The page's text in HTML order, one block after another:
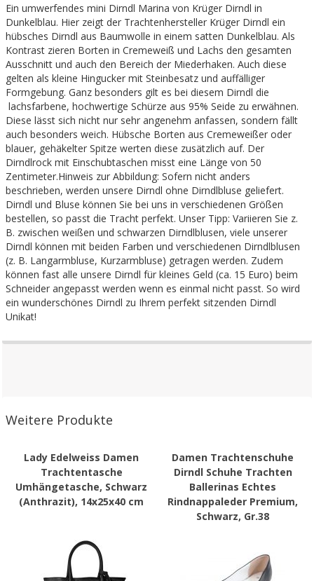
Ein umwerfendes mini Dirndl Marina von Krüger Dirndl in
Dunkelblau. Hier zeigt der Trachtenhersteller Krüger Dirndl ein
hübsches Dirndl aus Baumwolle in einem satten Dunkelblau. Als
Kontrast zieren Borten in Cremeweiß und Lachs den gesamten
Ausschnitt und auch den Bereich der Miederhaken. Auch diese
gelten als kleine Hingucker mit Steinbesatz und auffälliger
Formgebung. Ganz besonders gilt es bei diesem Dirndl die
lachsfarbene, hochwertige Schürze aus 95% Seide zu erwähnen.
Diese lässt sich nicht nur sehr angenehm anfassen, sondern fällt
auch besonders weich. Hübsche Borten aus Cremeweißer oder
blauer, gehäkelter Spitze werten diese zusätzlich auf. Der
Dirndlrock mit Einschubtaschen misst eine Länge von 50
Zentimeter.Hinweis zur Abbildung: Sofern nicht anders
beschrieben, werden unsere Dirndl ohne Dirndlbluse geliefert.
Dirndl und Bluse können Sie bei uns in verschiedenen Größen
bestellen, so passt die Tracht perfekt. Unser Tipp: Variieren Sie z.
B. zwischen weißen und schwarzen Dirndlblusen, viele unserer
Dirndl können mit beiden Farben und verschiedenen Dirndlblusen
(z. B. Langarmbluse, Kurzarmbluse) getragen werden. Zudem
können fast alle unsere Dirndl für kleines Geld (ca. 15 Euro) beim
Schneider angepasst werden wenn es einmal nicht passt. So wird
ein wunderschönes Dirndl zu Ihrem perfekt sitzenden Dirndl
Unikat!
Weitere Produkte
Lady Edelweiss Damen
Trachtentasche
Umhängetasche, Schwarz
(Anthrazit), 14x25x40 cm
Damen Trachtenschuhe
Dirndl Schuhe Trachten
Ballerinas Echtes
Rindnappaleder Premium,
Schwarz, Gr.38